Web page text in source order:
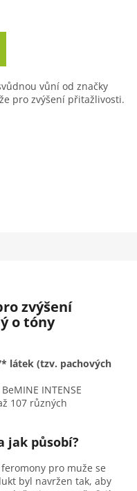
vůní od značky
pro zvýšení přitažlivosti.
zvýšení
o tóny
látek (tzv. pachových
INTENSE
107 různých
jak působí?
pro muže se
byl navržen tak, aby